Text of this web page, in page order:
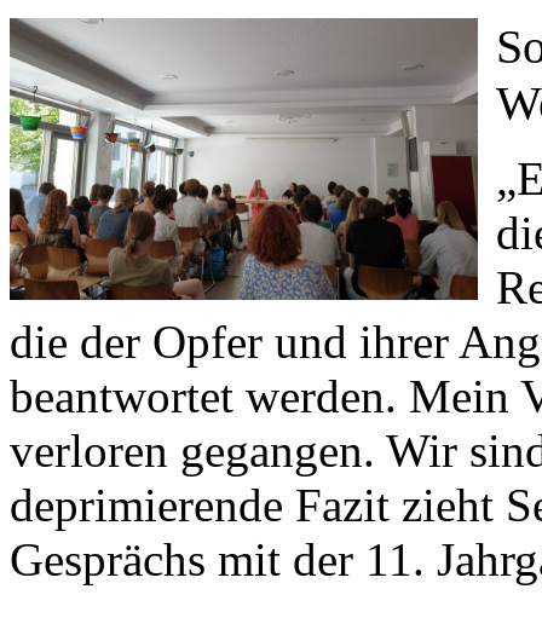
die der Opfer und ihrer
beantwortet werden. Mein
verloren gegangen. Wir
deprimierende Fazit zieht
Gesprächs mit der 11.